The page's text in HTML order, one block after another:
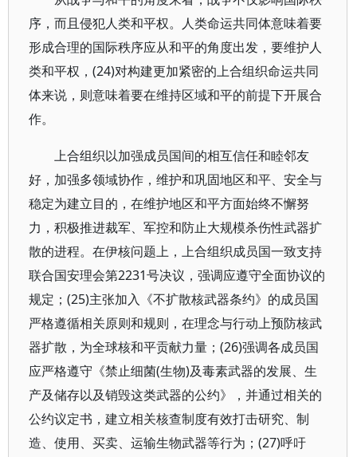
序，而且侵犯人类和平权。人类命运共同体意味着要
形成合理的国际秩序应从和平的角度出发，要维护人
类和平权，(24)对构建更加紧密的上合组织命运共同
体来说，则意味着要在维持区域和平的前提下开展合
作。
上合组织以加强成员国间的相互信任和睦邻友
好，加强多领域协作，维护和巩固地区和平、安全与
稳定为建立目的，在维护地区和平方面始终不懈努
力，积极推进裁军、军控和防止大规模杀伤性武器扩
散的进程。在伊核问题上，上合组织成员国一致支持
联合国安理会第2231号决议，强调应遵守全面协议的
规定；(25)主张加入《不扩散核武器条约》的成员国
严格遵循相关原则和规则，在理念与行动上预防核武
器扩散，为全球核和平贡献力量；(26)强调各成员国
应严格遵守《禁止细菌(生物)及毒素武器的发展、生
产及储存以及销毁这类武器的公约》，并通过相关的
公约议定书，建立相关核查制度有效打击研究、制
造、使用、买卖、运输生物武器等行为；(27)呼吁